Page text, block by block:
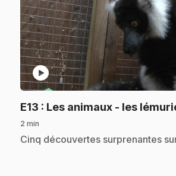
play_circle
E13 : Les animaux - les
2 min
.Cinq découvertes surprenantes